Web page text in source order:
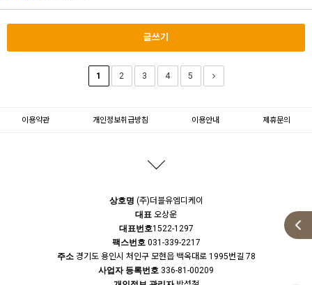
글쓰기
1 2 3 4 5
이용약관 개인정보취급방침 이용안내 제휴문의
상호명 (주)더블유엠디케이
대표 오상운
대표번호1522-1297
팩스번호031-339-2217
주소경기도 용인시 처인구 모현읍 백옥대로 1995번길 78
사업자 등록번호 336-81-00209